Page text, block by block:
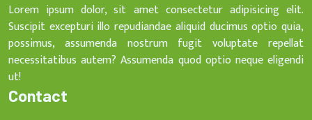
Lorem ipsum dolor, sit amet consectetur adipisicing elit.
Suscipit excepturi illo repudiandae aliquid ducimus optio quia,
possimus, assumenda nostrum fugit voluptate repellat
necessitatibus autem? Assumenda quod optio neque eligendi
ut!
Contact